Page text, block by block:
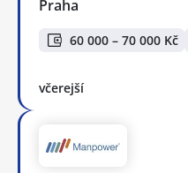
Praha
60 000 – 70 000 Kč
včerejší